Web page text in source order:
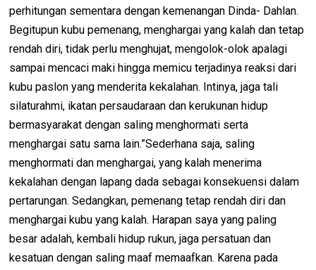
perhitungan sementara dengan kemenangan Dinda- Dahlan.
Begitupun kubu pemenang, menghargai yang kalah dan tetap
rendah diri, tidak perlu menghujat, mengolok-olok apalagi
sampai mencaci maki hingga memicu terjadinya reaksi dari
kubu paslon yang menderita kekalahan. Intinya, jaga tali
silaturahmi, ikatan persaudaraan dan kerukunan hidup
bermasyarakat dengan saling menghormati serta
menghargai satu sama lain.”Sederhana saja, saling
menghormati dan menghargai, yang kalah menerima
kekalahan dengan lapang dada sebagai konsekuensi dalam
pertarungan. Sedangkan, pemenang tetap rendah diri dan
menghargai kubu yang kalah. Harapan saya yang paling
besar adalah, kembali hidup rukun, jaga persatuan dan
kesatuan dengan saling maaf memaafkan. Karena pada